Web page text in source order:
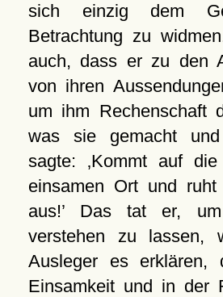
sich einzig dem
Betrachtung zu
auch, dass er zu den
von ihren
um ihm Rechenschaft
was sie gemacht
sagte:
Kommt auf
einsamen Ort und
aus!Das tat er, um
verstehen zu lassen,
Ausleger es
Einsamkeit und in der